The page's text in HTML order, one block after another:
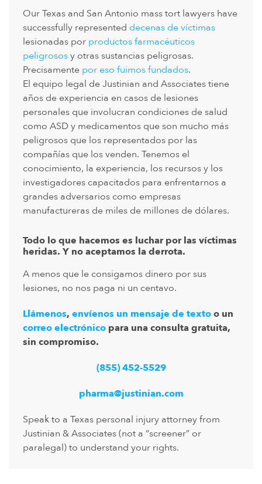
Our Texas and San Antonio mass tort lawyers have
successfully represented decenas de víctimas
lesionadas por productos farmacéuticos
peligrososy otras sustancias peligrosas.
Precisamente por eso fuimos fundados.
El equipo legal de Justinian and Associates tiene
años de experiencia en casos de lesiones
personales que involucran condiciones de salud
como ASD y medicamentos que son mucho más
peligrosos que los representados por las
compañías que los venden. Tenemos el
conocimiento, la experiencia, los recursos y los
investigadores capacitados para enfrentarnos a
grandes adversarios como empresas
manufactureras de miles de millones de dólares.
Todo lo que hacemos es luchar por las víctimas
heridas. Y no aceptamos la derrota.
A menos que le consigamos dinero por sus
lesiones, no nos paga ni un centavo.
Llámenos, envíenos un mensaje de textoo un
correo electrónico para una consulta gratuita,
sin compromiso.
(855) 452-5529
pharma@justinian.com
Speak to a Texas personal injury attorney from
Justinian & Associates (not a “screener” or
paralegal) to understand your rights.